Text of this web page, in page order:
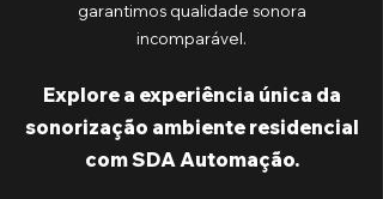
garantimos qualidade sonora
incomparável.
Explore a experiência única da
sonorização ambiente residencial
com SDA Automação.